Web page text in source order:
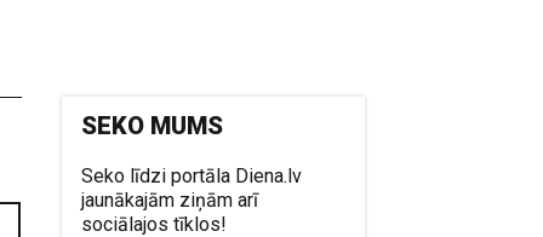
SEKO MUMS
Seko līdzi portāla Diena.lv
jaunākajām ziņām arī
sociālajos tīklos!